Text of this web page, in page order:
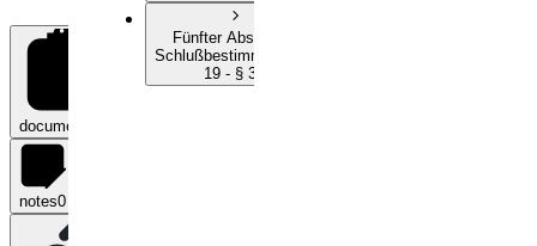
documents
notes0
Fünfter Abschnitt
Schlußbestimmungen
19 - § 33